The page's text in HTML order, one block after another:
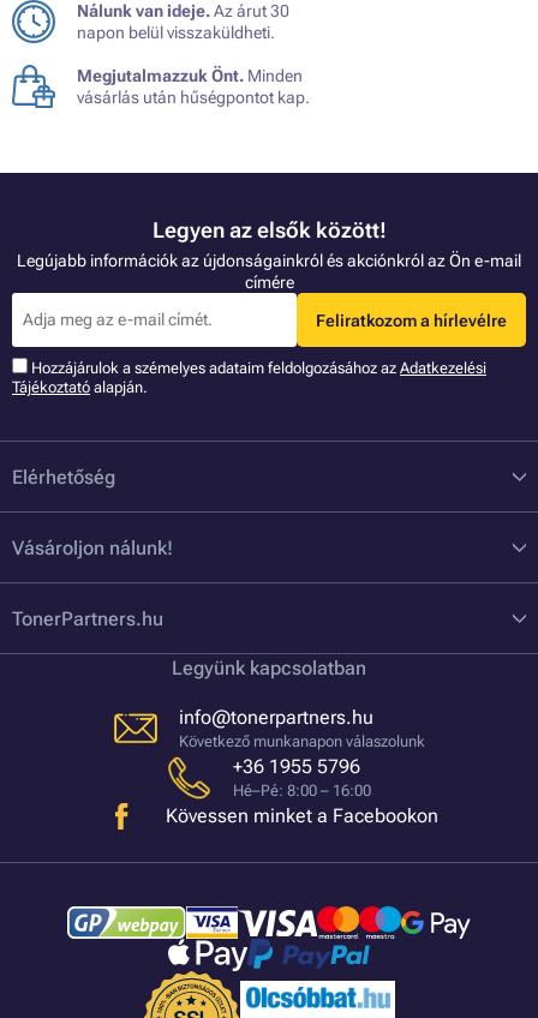
Nálunk van ideje.Az árut 30
napon belül visszaküldheti.
Megjutalmazzuk Önt. Minden
vásárlás után hűségpontot kap.
Legyen az elsők között!
Legújabb információk az újdonságainkról és akciónkról az Ön e-mail
címére
Feliratkozom a hírlevélre
Hozzájárulok a szémelyes adataim feldolgozásához az Adatkezelési
Tájékoztató alapján.
Elérhetőség
Vásároljon nálunk!
TonerPartners.hu
Legyünk kapcsolatban
info@tonerpartners.hu
Következő munkanapon válaszolunk
+36 1955 5796
Hé–Pé: 8:00 – 16:00
Kövessen minket a Facebookon